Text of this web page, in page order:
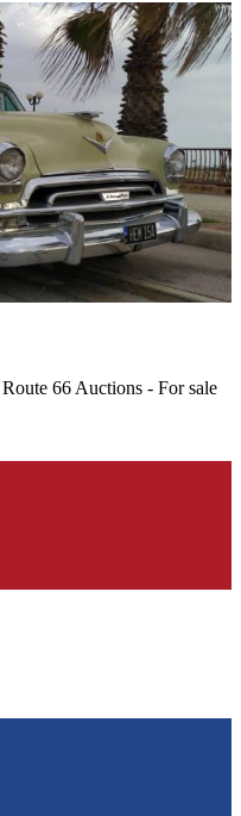
66 Auctions - For sale